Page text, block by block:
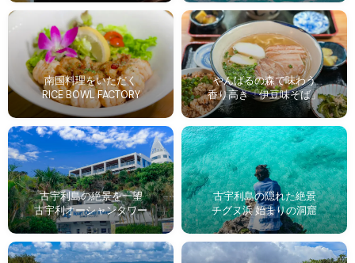
南国料理をいただく
RICE BOWL FACTORY
やんばるの森で味わう
香り高き「伊豆味そば」
古宇利島の絶景を一望
古宇利オーシャンタワー
古宇利島の隠れた絶景
チグヌ浜 始まりの洞窟